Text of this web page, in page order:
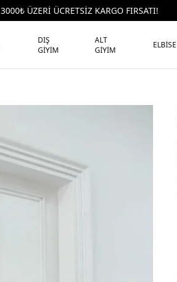
3000₺ ÜZERİ ÜCRETSİZ KARGO FIRSATI!
DIŞ
GİYİM
ALT
GİYİM
ELBİSE